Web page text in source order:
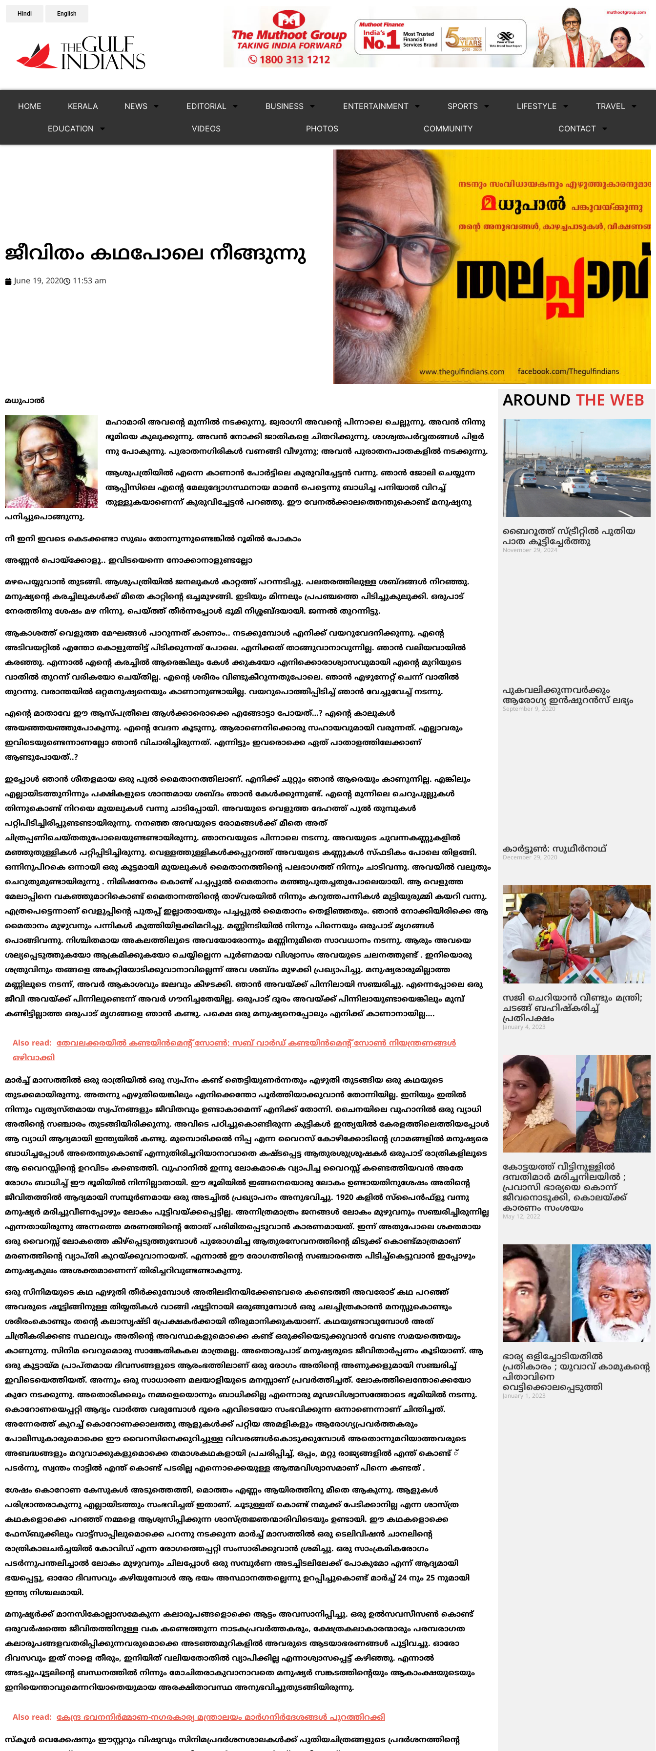
Hindi English
HOME KERALA NEWS EDITORIAL BUSINESS ENTERTAINMENT SPORTS LIFESTYLE TRAVEL
EDUCATION VIDEOS PHOTOS COMMUNITY CONTACT
ജീവിതം കഥപോലെ നീങ്ങുന്നു
June 19, 2020 11:53 am
മധുപാല്‍
മഹാമാരി അവന്‍റെ മുന്നില്‍ നടക്കുന്നു. ജ്വരാഗ്നി അവന്‍റെ പിന്നാലെ ചെല്ലുന്നു. അവന്‍ നിന്നു
ഭൂമിയെ കുലുക്കുന്നു. അവന്‍ നോക്കി ജാതികളെ ചിതറിക്കുന്നു. ശാശ്വതപര്‍വ്വതങ്ങള്‍ പിളര്‍
ന്നു പോകുന്നു. പുരാതനഗിരികള്‍ വണങ്ങി വീഴുന്നു; അവന്‍ പുരാതനപാതകളില്‍ നടക്കുന്നു.
ആശുപത്രിയില്‍ എന്നെ കാണാന്‍ പോര്‍ട്ടിലെ കുരുവിച്ചേട്ടന്‍ വന്നു. ഞാന്‍ ജോലി ചെയ്യുന്ന
ആപ്പീസിലെ എന്‍റെ മേലുദ്യോഗസ്ഥനായ മാമന്‍ പെട്ടെന്നു ബാധിച്ച പനിയാല്‍ വിറച്ച്
തുള്ളുകയാണെന്ന് കുരുവിച്ചേട്ടന്‍ പറഞ്ഞു. ഈ വേനല്‍ക്കാലത്തെന്തുകൊണ്ട് മനുഷ്യനു
പനിച്ചുപൊങ്ങുന്നു.
നീ ഇനി ഇവടെ കെടക്കണ്ടാ സുഖം തോന്നുന്നുണ്ടെങ്കില്‍ റൂമില്‍ പോകാം
അണ്ണന്‍ പൊയ്ക്കോളൂ.. ഇവിടയെന്നെ നോക്കാനാളുണ്ടല്ലോ
മഴപെയ്യുവാന്‍ തുടങ്ങി. ആശുപത്രിയില്‍ ജനലുകള്‍ കാറ്റത്ത് പറന്നടിച്ചു. പലതരത്തിലുള്ള ശബ്ദങ്ങള്‍ നിറഞ്ഞു.
മനുഷ്യന്‍റെ കരച്ചിലുകള്‍ക്ക് മീതെ കാറ്റിന്‍റെ ഒച്ചമുഴങ്ങി. ഇടിയും മിന്നലും പ്രപഞ്ചത്തെ പിടിച്ചുകുലുക്കി. ഒരുപാട്
നേരത്തിനു ശേഷം മഴ നിന്നു. പെയ്ത്ത് തീര്‍ന്നപ്പോള്‍ ഭൂമി നിശ്ശബ്ദയായി. ജന്നല്‍ തുറന്നിട്ടു.
ആകാശത്ത് വെളുത്ത മേഘങ്ങള്‍ പാറുന്നത് കാണാം.. നടക്കുമ്പോള്‍ എനിക്ക് വയറുവേദനിക്കുന്നു. എന്‍റെ
അടിവയറ്റില്‍ എന്തോ കൊളുത്തിട്ട് പിടിക്കുന്നത് പോലെ. എനിക്കത് താങ്ങുവാനാവുന്നില്ല. ഞാന്‍ വലിയവായില്‍
കരഞ്ഞു. എന്നാല്‍ എന്‍റെ കരച്ചില്‍ ആരെങ്കിലും കേള്‍ ക്കുകയോ എനിക്കൊരാശ്വാസവുമായി എന്‍റെ മുറിയുടെ
വാതില്‍ തുറന്ന് വരികയോ ചെയ്തില്ല. എന്‍റെ ശരീരം വിണ്ടുകീറുന്നതുപോലെ. ഞാന്‍ എഴുന്നേറ്റ് ചെന്ന് വാതില്‍
തുറന്നു. വരാന്തയില്‍ ഒറ്റമനുഷ്യനെയും കാണാനുണ്ടായില്ല. വയറുപൊത്തിപ്പിടിച്ച് ഞാന്‍ വേച്ചുവേച്ച് നടന്നു.
എന്‍റെ മാതാവേ ഈ ആസ്പത്രീലെ ആള്‍ക്കാരൊക്കെ എങ്ങോട്ടാ പോയത്…? എന്‍റെ കാലുകള്‍
അയഞ്ഞയഞ്ഞുപോകുന്നു. എന്‍റെ വേദന കൂടുന്നു. ആരാണെനിക്കൊരു സഹായവുമായി വരുന്നത്. എല്ലാവരും
ഇവിടെയുണ്ടെന്നാണല്ലോ ഞാന്‍ വിചാരിച്ചിരുന്നത്. എന്നിട്ടും ഇവരൊക്കെ ഏത് പാതാളത്തിലേക്കാണ്
ആണ്ടുപോയത്..?
ഇപ്പോള്‍ ഞാന്‍ ശീതളമായ ഒരു പുല്‍ മൈതാനത്തിലാണ്. എനിക്ക് ചുറ്റും ഞാന്‍ ആരെയും കാണുന്നില്ല. എങ്കിലും
എല്ലായിടത്തുനിന്നും പക്ഷികളുടെ ശാന്തമായ ശബ്ദം ഞാന്‍ കേള്‍ക്കുന്നുണ്ട്. എന്‍റെ മുന്നിലെ ചെറുപുല്ലുകള്‍
തിന്നുകൊണ്ട് നിറയെ മുയലുകള്‍ വന്നു ചാടിപ്പോയി. അവയുടെ വെളുത്ത ദേഹത്ത് പുല്‍ തുമ്പുകള്‍
പറ്റിപിടിച്ചിരിപ്പുണ്ടണ്ടായിരുന്നു. നനഞ്ഞ അവയുടെ രോമങ്ങള്‍ക്ക് മീതെ അത്
ചിത്രപ്പണിചെയ്തതുപോലെയുണ്ടണ്ടായിരുന്നു. ഞാനവയുടെ പിന്നാലെ നടന്നു. അവയുടെ ചുവന്നകണ്ണുകളില്‍
മഞ്ഞുതുള്ളികള്‍ പറ്റിപ്പിടിച്ചിരുന്നു. വെള്ളത്തുള്ളികള്‍ക്കപ്പുറത്ത് അവയുടെ കണ്ണുകള്‍ സ്ഫടികം പോലെ തിളങ്ങി.
ഒന്നിനുപിറകെ ഒന്നായി ഒരു കൂട്ടമായി മുയലുകള്‍ മൈതാനത്തിന്‍റെ പലഭാഗത്ത് നിന്നും ചാടിവന്നു. അവയില്‍ വലുതും
ചെറുതുമുണ്ടായിരുന്നു . നിമിഷനേരം കൊണ്ട് പച്ചപ്പുല്‍ മൈതാനം മഞ്ഞുപുതച്ചതുപോലെയായി. ആ വെളുത്ത
മേലാപ്പിനെ വകഞ്ഞുമാറികൊണ്ട് മൈതാനത്തിന്‍റെ താഴ്‌വരയില്‍ നിന്നും കറുത്തപന്നികള്‍ മുട്ടിയുരുമ്മി കയറി വന്നു.
എത്രപെട്ടെന്നാണ് വെളുപ്പിന്‍റെ പുതപ്പ് ഇല്ലാതായതും പച്ചപ്പുല്‍ മൈതാനം തെളിഞ്ഞതും. ഞാന്‍ നോക്കിയിരിക്കെ ആ
മൈതാനം മുഴുവനും പന്നികള്‍ കുത്തിയിളക്കിമറിച്ചു. മണ്ണിനടിയില്‍ നിന്നും പിന്നെയും ഒരുപാട് മൃഗങ്ങള്‍
പൊങ്ങിവന്നു. നിശ്ചിതമായ അകലത്തിലൂടെ അവയോരോന്നും മണ്ണിനുമീതെ സാവധാനം നടന്നു. ആരും അവയെ
ശല്യപ്പെടുത്തുകയോ ആക്രമിക്കുകയോ ചെയ്യില്ലെന്ന പൂര്‍ണമായ വിശ്വാസം അവയുടെ ചലനത്തുണ്ട് . ഇനിയൊരു
ശത്രുവിനും തങ്ങളെ അകറ്റിയോടിക്കുവാനാവില്ലെന്ന് അവ ശബ്ദം മുഴക്കി പ്രഖ്യാപിച്ചു. മനുഷ്യരാരുമില്ലാത്ത
മണ്ണിലൂടെ നടന്ന്, അവര്‍ ആകാശവും ജലവും കീഴടക്കി. ഞാന്‍ അവയ്ക്ക് പിന്നിലായി സഞ്ചരിച്ചു. എന്നെപ്പോലെ ഒരു
ജീവി അവയ്ക്ക് പിന്നിലുണ്ടെന്ന് അവര്‍ ഗൗനിച്ചതേയില്ല. ഒരുപാട് ദൂരം അവയ്ക്ക് പിന്നിലായുണ്ടായെങ്കിലും മുമ്പ്
കണ്ടിട്ടില്ലാത്ത ഒരുപാട് മൃഗങ്ങളെ ഞാന്‍ കണ്ടു. പക്ഷെ ഒരു മനുഷ്യനെപ്പോലും എനിക്ക് കാണാനായില്ല….
Also read: തേവലക്കരയില്‍ കണ്ടയിന്‍മെന്‍റ് സോണ്‍; സബ് വാര്‍ഡ് കണ്ടയിന്‍മെന്‍റ് സോണ്‍ നിയന്ത്രണങ്ങള്‍
ഒഴിവാക്കി
മാര്‍ച്ച് മാസത്തില്‍ ഒരു രാത്രിയില്‍ ഒരു സ്വപ്നം കണ്ട് ഞെട്ടിയുണര്‍ന്നതും എഴുതി തുടങ്ങിയ ഒരു കഥയുടെ
തുടക്കമായിരുന്നു. അതന്നു എഴുതിയെങ്കിലും എനിക്കെന്തോ പൂര്‍ത്തിയാക്കുവാന്‍ തോന്നിയില്ല. ഇനിയും ഇതില്‍
നിന്നും വ്യത്യസ്തമായ സ്വപ്നങ്ങളും ജീവിതവും ഉണ്ടാകാമെന്ന് എനിക്ക് തോന്നി. ചൈനയിലെ വുഹാനില്‍ ഒരു വ്യാധി
അതിന്‍റെ സഞ്ചാരം തുടങ്ങിയിരിക്കുന്നു. അവിടെ പഠിച്ചുകൊണ്ടിരുന്ന കുട്ടികള്‍ ഇന്ത്യയില്‍ കേരളത്തിലെത്തിയപ്പോള്‍
ആ വ്യാധി ആദ്യമായി ഇന്ത്യയില്‍ കണ്ടു. മുമ്പൊരിക്കല്‍ നിപ്പ എന്ന വൈറസ് കോഴിക്കോടിന്‍റെ ഗ്രാമങ്ങളില്‍ മനുഷ്യരെ
ബാധിച്ചപ്പോള്‍ അതെന്തുകൊണ്ട് എന്നുതിരിച്ചറിയാനാവാതെ കഷ്ടപ്പെട്ട ആതുരശുശ്രൂഷകര്‍ ഒരുപാട് രാത്രികളിലൂടെ
ആ വൈറസ്സിന്‍റെ ഉറവിടം കണ്ടെത്തി. വുഹാനില്‍ ഇന്നു ലോകമാകെ വ്യാപിച്ച വൈറസ്സ് കണ്ടെത്തിയവന്‍ അതേ
രോഗം ബാധിച്ച് ഈ ഭൂമിയില്‍ നിന്നില്ലാതായി. ഈ ഭൂമിയില്‍ ഇങ്ങനെയൊരു ലോകം ഉണ്ടായതിനുശേഷം അതിന്‍റെ
ജീവിതത്തില്‍ ആദ്യമായി സമ്പൂര്‍ണമായ ഒരു അടച്ചില്‍ പ്രഖ്യാപനം അനുഭവിച്ചു. 1920 കളില്‍ സ്‌പൈന്‍ഫ്‌ളൂ വന്നു
മനുഷ്യര്‍ മരിച്ചുവീണപ്പോഴും ലോകം പൂട്ടിവയ്ക്കപ്പെട്ടില്ല. അന്നിത്രമാത്രം ജനങ്ങള്‍ ലോകം മുഴുവനും സഞ്ചരിച്ചിരുന്നില്ല
എന്നതായിരുന്നു അന്നത്തെ മരണത്തിന്‍റെ തോത് പരിമിതപ്പെടുവാന്‍ കാരണമായത്. ഇന്ന് അതുപോലെ ശക്തമായ
ഒരു വൈറസ്സ് ലോകത്തെ കീഴ്‌പ്പെടുത്തുമ്പോള്‍ പുരോഗമിച്ച ആതുരസേവനത്തിന്‍റെ മിടുക്ക് കൊണ്ട്മാത്രമാണ്
മരണത്തിന്‍റെ വ്യാപ്തി കുറയ്ക്കുവാനായത്. എന്നാല്‍ ഈ രോഗത്തിന്‍റെ സഞ്ചാരത്തെ പിടിച്ച്‌കെട്ടുവാന്‍ ഇപ്പോഴും
മനുഷ്യകുലം അശക്തമാണെന്ന് തിരിച്ചറിവുണ്ടണ്ടാകുന്നു.
ഒരു സിനിമയുടെ കഥ എഴുതി തീര്‍ക്കുമ്പോള്‍ അതിലഭിനയിക്കേണ്ടവരെ കണ്ടെത്തി അവരോട് കഥ പറഞ്ഞ്
അവരുടെ ഷൂട്ടിങ്ങിനുള്ള തിയ്യതികള്‍ വാങ്ങി ഷൂട്ടിനായി ഒരുങ്ങുമ്പോള്‍ ഒരു ചലച്ചിത്രകാരന്‍ മനസ്സുകൊണ്ടും
ശരീരംകൊണ്ടും തന്‍റെ കലാസൃഷ്ടി പ്രേക്ഷകര്‍ക്കായി തീരുമാനിക്കുകയാണ്. കഥയുണ്ടാവുമ്പോള്‍ അത്
ചിത്രീകരിക്കണ്ട സ്ഥലവും അതിന്‍റെ അവസ്ഥകളുമൊക്കെ കണ്ട് ഒരുക്കിയെടുക്കുവാന്‍ വേണ്ട സമയത്തെയും
കാണുന്നു. സിനിമ വെറുമൊരു സാങ്കേതികകല മാത്രമല്ല. അതൊരുപാട് മനുഷ്യരുടെ ജീവിതാര്‍പ്പണം കൂടിയാണ്. ആ
ഒരു കൂട്ടായ്മ പ്രാപ്തമായ ദിവസങ്ങളുടെ ആരംഭത്തിലാണ് ഒരു രോഗം അതിന്‍റെ അണുക്കളുമായി സഞ്ചരിച്ച്
ഇവിടെയെത്തിയത്. അന്നും ഒരു സാധാരണ മലയാളിയുടെ മനസ്സാണ് പ്രവര്‍ത്തിച്ചത്. ലോകത്തിലെന്തോക്കെയോ
കുറേ നടക്കുന്നു. അതൊരിക്കലും നമ്മളെയൊന്നും ബാധിക്കില്ല എന്നൊരു മൂഢവിശ്വാസത്തോടെ ഭൂമിയില്‍ നടന്നു.
കൊറോണയെപ്പറ്റി ആദ്യം വാര്‍ത്ത വരുമ്പോള്‍ ദൂരെ എവിടെയോ സംഭവിക്കുന്ന ഒന്നാണെന്നാണ് ചിന്തിച്ചത്.
അന്നേരത്ത് കുറച്ച് കൊറോണക്കാലത്തു ആളുകള്‍ക്ക് പറ്റിയ അമളികളും ആരോഗ്യപ്രവര്‍ത്തകരും
പോലീസുകാരുമൊക്കെ ഈ വൈറസിനെക്കുറിച്ചുള്ള വിവരങ്ങള്‍കൊടുക്കുമ്പോള്‍ അതൊന്നുമറിയാത്തവരുടെ
അബദ്ധങ്ങളും മറുവാക്കുകളുമൊക്കെ തമാശകഥകളായി പ്രചരിപ്പിച്ച്, ഒപ്പം, മറ്റു രാജ്യങ്ങളില്‍ എന്ത് കൊണ്ട് ്
പടര്‍ന്നു, സ്വന്തം നാട്ടില്‍ എന്ത് കൊണ്ട് പടരില്ല എന്നൊക്കെയുള്ള ആത്മവിശ്വാസമാണ് പിന്നെ കണ്ടത് .
ശേഷം കൊറോണ കേസുകള്‍ അടുത്തെത്തി, മൊത്തം എണ്ണം ആയിരത്തിനു മീതെ ആകുന്നു. ആളുകള്‍
പരിഭ്രാന്തരാകുന്നു എല്ലായിടത്തും സംഭവിച്ചത് ഇതാണ്. ചൂടുള്ളത് കൊണ്ട് നമുക്ക് പേടിക്കാനില്ല എന്ന ശാസ്ത്ര
കഥകളൊക്കെ പറഞ്ഞ് നമ്മളെ ആശ്വസിപ്പിക്കുന്ന ശാസ്ത്രജ്ഞന്മാരിവിടെയും ഉണ്ടായി. ഈ കഥകളൊക്കെ
ഫേസ്ബുക്കിലും വാട്ട്‌സാപ്പിലുമൊക്കെ പറന്നു നടക്കുന്ന മാര്‍ച്ച് മാസത്തില്‍ ഒരു ടെലിവിഷന്‍ ചാനലിന്‍റെ
രാത്രികാലചര്‍ച്ചയില്‍ കോവിഡ് എന്ന രോഗത്തെപ്പറ്റി സംസാരിക്കുവാന്‍ ശ്രമിച്ചു. ഒരു സാംക്രമികരോഗം
പടര്‍ന്നുപന്തലിച്ചാല്‍ ലോകം മുഴുവനും ചിലപ്പോള്‍ ഒരു സമ്പൂര്‍ണ അടച്ചിടലിലേക്ക് പോകുമോ എന്ന് ആദ്യമായി
ഭയപ്പെട്ടു, ഓരോ ദിവസവും കഴിയുമ്പോള്‍ ആ ഭയം അസ്ഥാനത്തല്ലെന്നു ഉറപ്പിച്ചുകൊണ്ട് മാര്‍ച്ച് 24 നും 25 നുമായി
ഇന്ത്യ നിശ്ചലമായി.
മനുഷ്യര്‍ക്ക് മാനസികോല്ലാസമേകുന്ന കലാരൂപങ്ങളൊക്കെ ആട്ടം അവസാനിപ്പിച്ചു. ഒരു ഉല്‍സവസീസണ്‍ കൊണ്ട്
ഒരുവര്‍ഷത്തെ ജീവിതത്തിനുള്ള വക കണ്ടെത്തുന്ന നാടകപ്രവര്‍ത്തകരും, ക്ഷേത്രകലാകാരന്മാരും പരമ്പരാഗത
കലാരൂപങ്ങളവതരിപ്പിക്കുന്നവരുമൊക്കെ അടഞ്ഞമുറികളില്‍ അവരുടെ ആടയാഭരണങ്ങള്‍ പൂട്ടിവച്ചു. ഓരോ
ദിവസവും ഇത് നാളെ തീരും, ഇനിയിത് വലിയതോതില്‍ വ്യാപിക്കില്ല എന്നാശ്വാസപ്പെട്ട് കഴിഞ്ഞു. എന്നാല്‍
അടച്ചുപൂട്ടലിന്‍റെ ബന്ധനത്തില്‍ നിന്നും മോചിതരാകുവാനാവതെ മനുഷ്യര്‍ സങ്കടത്തിന്‍റെയും ആകാംക്ഷയുടെയും
ഇനിയെന്താവുമെന്നറിയാതെയുമായ അരക്ഷിതാവസ്ഥ അനുഭവിച്ചുതുടങ്ങിയിരുന്നു.
Also read: കേന്ദ്ര ഭവനനിർമ്മാണ-നഗരകാര്യ മന്ത്രാലയം മാർഗനിർദേശങ്ങൾ പുറത്തിറക്കി
സ്‌കൂള്‍ വെക്കേഷനും ഈസ്റ്ററും വിഷുവും സിനിമപ്രദര്‍ശനശാലകള്‍ക്ക് പുതിയചിത്രങ്ങളുടെ പ്രദര്‍ശനത്തിന്‍റെ
AROUND THE WEB
ബൈ​റൂ​ത്ത്​ സ്​​ട്രീ​റ്റി​ൽ പു​തി​യ
പാ​ത കൂ​ട്ടി​ച്ചേ​ർ​ത്തു
November 29, 2024
പുകവലിക്കുന്നവര്‍ക്കും
ആരോഗ്യ ഇന്‍ഷുറന്‍സ്‌ ലഭ്യം
September 9, 2020
കാര്‍ട്ടൂണ്‍: സുഥീര്‍നാഥ്
December 29, 2020
സജി ചെറിയാന്‍ വീണ്ടും മന്ത്രി;
ചടങ്ങ് ബഹിഷ്‌കരിച്ച്
പ്രതിപക്ഷം
January 4, 2023
കോട്ടയത്ത് വീട്ടിനുള്ളില്‍
ദമ്പതിമാര്‍ മരിച്ചനിലയില്‍ ;
പ്രവാസി ഭാര്യയെ കൊന്ന്
ജീവനൊടുക്കി, കൊലയ്ക്ക്
കാരണം സംശയം
May 12, 2022
ഭാര്യ ഒളിച്ചോടിയതില്‍
പ്രതികാരം ; യുവാവ് കാമുകന്റെ
പിതാവിനെ
വെട്ടിക്കൊലപ്പെടുത്തി
January 1, 2023